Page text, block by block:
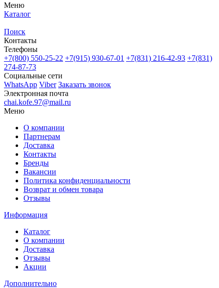
Меню
Каталог
Поиск
Контакты
Телефоны
+7(800) 550-25-22 +7(915) 930-67-01 +7(831) 216-42-93 +7(831)
274-87-73
Социальные сети
WhatsApp Viber Заказать звонок
Электронная почта
chai.kofe.97@mail.ru
Меню
О компании
Партнерам
Доставка
Контакты
Бренды
Вакансии
Политика конфиденциальности
Возврат и обмен товара
Отзывы
Информация
Каталог
О компании
Доставка
Отзывы
Акции
Дополнительно